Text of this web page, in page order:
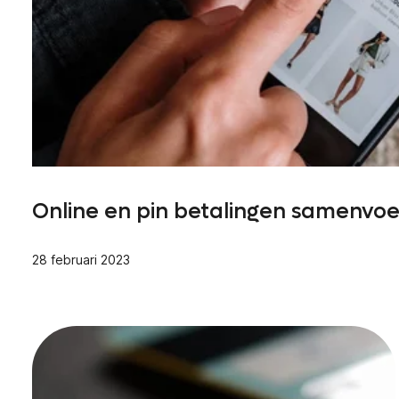
Online en pin betalingen
28 februari 2023